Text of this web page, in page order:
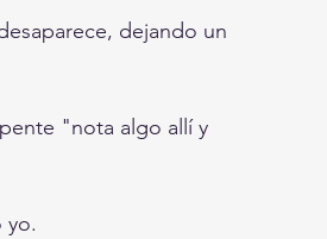
dejando un
"nota algo allí y
yo.